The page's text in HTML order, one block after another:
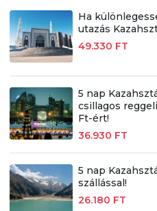
Ha
utazás
49.330 FT
5 nap
csillagos
Ft-ért!
36.930 FT
5 nap
szállással!
26.180 FT